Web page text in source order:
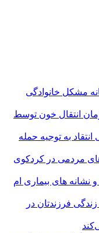
مشکل خانوادگی
انتقال خون توسط
به توجیه حمله
مردمی در کردکوی
نشانه های بیماری ام
فرزندتان در